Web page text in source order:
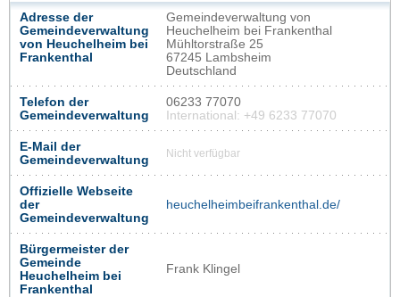
Adresse der
Gemeindeverwaltung
von Heuchelheim bei
Frankenthal
Gemeindeverwaltung von
Heuchelheim bei Frankenthal
Mühltorstraße 25
67245 Lambsheim
Deutschland
Telefon der
Gemeindeverwaltung
06233 77070
International: +49 6233 77070
E-Mail der
Gemeindeverwaltung
Nicht verfügbar
Offizielle Webseite
der
Gemeindeverwaltung
heuchelheimbeifrankenthal.de/
Bürgermeister der
Gemeinde
Heuchelheim bei
Frankenthal
Frank Klingel